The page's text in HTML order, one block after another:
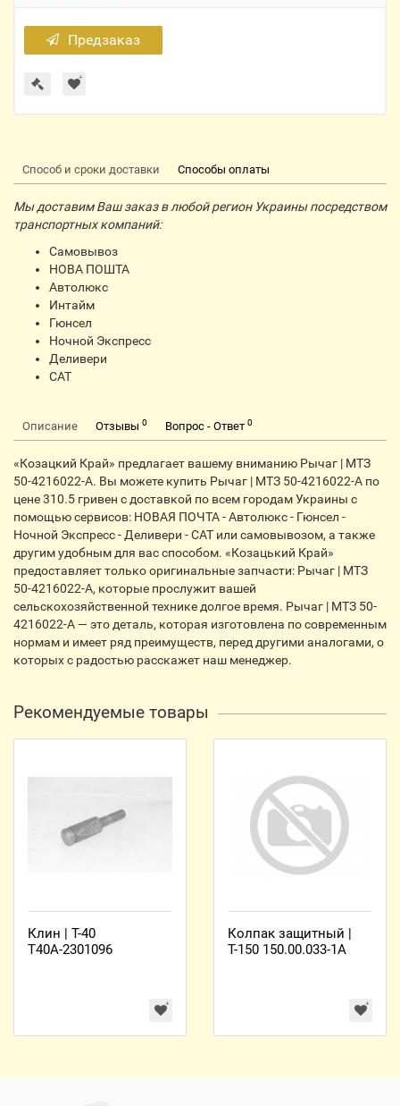
Предзаказ
Способ и сроки доставки Способы оплаты
Мы доставим Ваш заказ в любой регион Украины посредством
транспортных компаний:
Самовывоз
НОВА ПОШТА
Автолюкс
Интайм
Гюнсел
Ночной Экспресс
Деливери
CАТ
Описание Отзывы 0 Вопрос - Ответ 0
«Козацкий Край» предлагает вашему вниманию Рычаг | МТЗ
50-4216022-А. Вы можете купить Рычаг | МТЗ 50-4216022-А по
цене 310.5 гривен с доставкой по всем городам Украины с
помощью сервисов: НОВАЯ ПОЧТА - Автолюкс - Гюнсел -
Ночной Экспресс - Деливери - CАТ или самовывозом, а также
другим удобным для вас способом. «Козацький Край»
предоставляет только оригинальные запчасти: Рычаг | МТЗ
50-4216022-А, которые прослужит вашей
сельскохозяйственной технике долгое время. Рычаг | МТЗ 50-
4216022-А — это деталь, которая изготовлена по современным
нормам и имеет ряд преимуществ, перед другими аналогами, о
которых с радостью расскажет наш менеджер.
Рекомендуемые товары
Клин | Т-40
Т40А-2301096
Колпак защитный |
Т-150 150.00.033-1А